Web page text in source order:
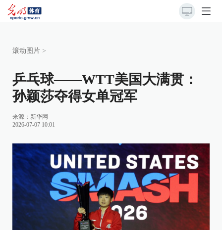
滚动图片 >
乒乓球——WTT美国大满贯：
孙颖莎夺得女单冠军
来源： 新华网
2026-07-07 10:01